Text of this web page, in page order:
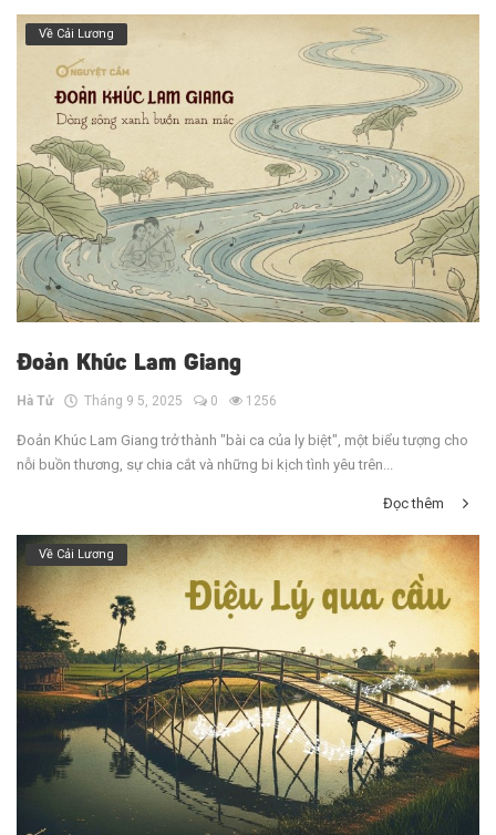
Về Cải Lương
Đoản Khúc Lam Giang
Hà Tử Tháng 9 5, 2025 0 1256
Đoản Khúc Lam Giang trở thành "bài ca của ly biệt", một biểu tượng cho
nỗi buồn thương, sự chia cắt và những bi kịch tình yêu trên...
Đọc thêm
Về Cải Lương